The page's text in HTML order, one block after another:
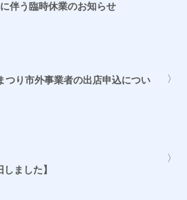
伴う臨時休業のお知らせ
つり市外事業者の出店申込につい
ました】